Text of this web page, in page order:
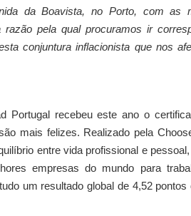
da Boavista, no Porto, com as
pela qual procuramos ir
conjuntura inflacionista que nos
Portugal recebeu este ano o
mais felizes. Realizado pela
entre vida profissional e
empresas do mundo para
um resultado global de 4,52